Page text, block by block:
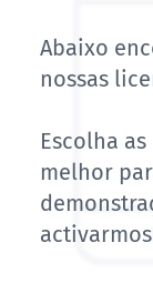
Abaixo
nossas
Escolha
melhor